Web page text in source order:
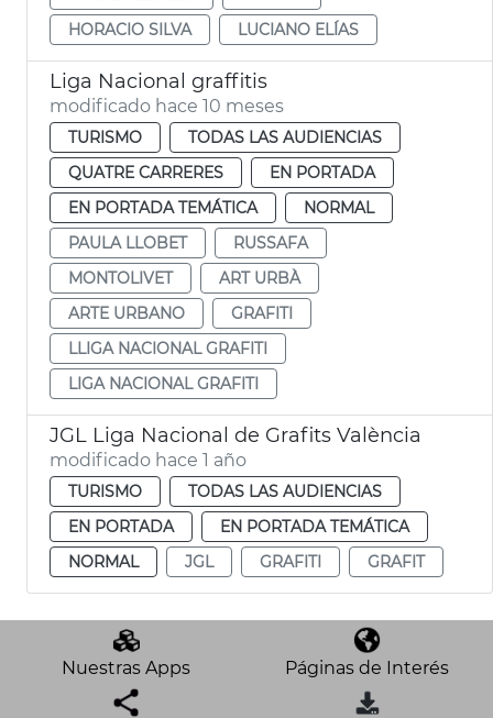
HORACIO SILVA
LUCIANO ELÍAS
Liga Nacional graffitis
modificado hace 10 meses
TURISMO
TODAS LAS AUDIENCIAS
QUATRE CARRERES
EN PORTADA
EN PORTADA TEMÁTICA
NORMAL
PAULA LLOBET
RUSSAFA
MONTOLIVET
ART URBÀ
ARTE URBANO
GRAFITI
LLIGA NACIONAL GRAFITI
LIGA NACIONAL GRAFITI
JGL Liga Nacional de Grafits València
modificado hace 1 año
TURISMO
TODAS LAS AUDIENCIAS
EN PORTADA
EN PORTADA TEMÁTICA
NORMAL
JGL GRAFITI GRAFIT
Nuestras Apps Páginas de Interés